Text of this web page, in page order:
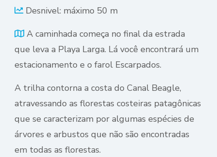
Desnivel: máximo 50 m
A caminhada começa no final da estrada
que leva a Playa Larga. Lá você encontrará um
estacionamento e o farol Escarpados.
A trilha contorna a costa do Canal Beagle,
atravessando as florestas costeiras patagônicas
que se caracterizam por algumas espécies de
árvores e arbustos que não são encontradas
em todas as florestas.